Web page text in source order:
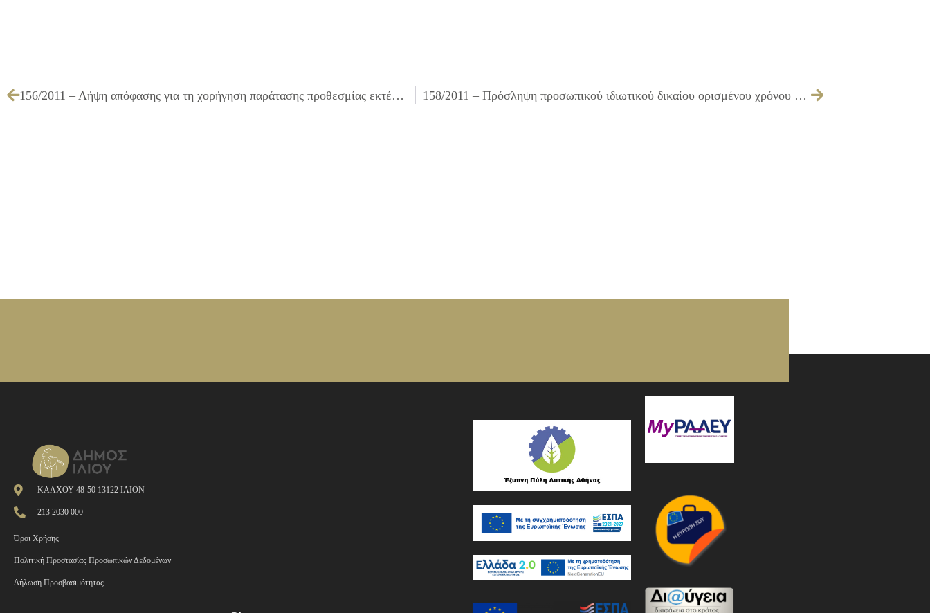
156/2011 – Λήψη απόφασης για τη χορήγηση παράτασης προθεσμίας εκτέλεσης του έργου ΚΑΤΑΣΚΕΥΗ ΑΣΦΑΛΤΟΤΑΠΗΤΑ ΟΔΩΝ ΤΟΥ ΔΗΜΟΥ ΕΡΓ. Α3/10 158/2011 – Πρόσληψη προσωπικού ιδιωτικού δικαίου ορισμένου χρόνου για την κάλυψη αναγκών ανταποδοτικού χαρακτήρα
ΚΑΛΧΟΥ 48-50 13122 ΙΛΙΟΝ
213 2030 000
Όροι Χρήσης
Πολιτική Προστασίας Προσωπικών Δεδομένων
Δήλωση Προσβασιμότητας